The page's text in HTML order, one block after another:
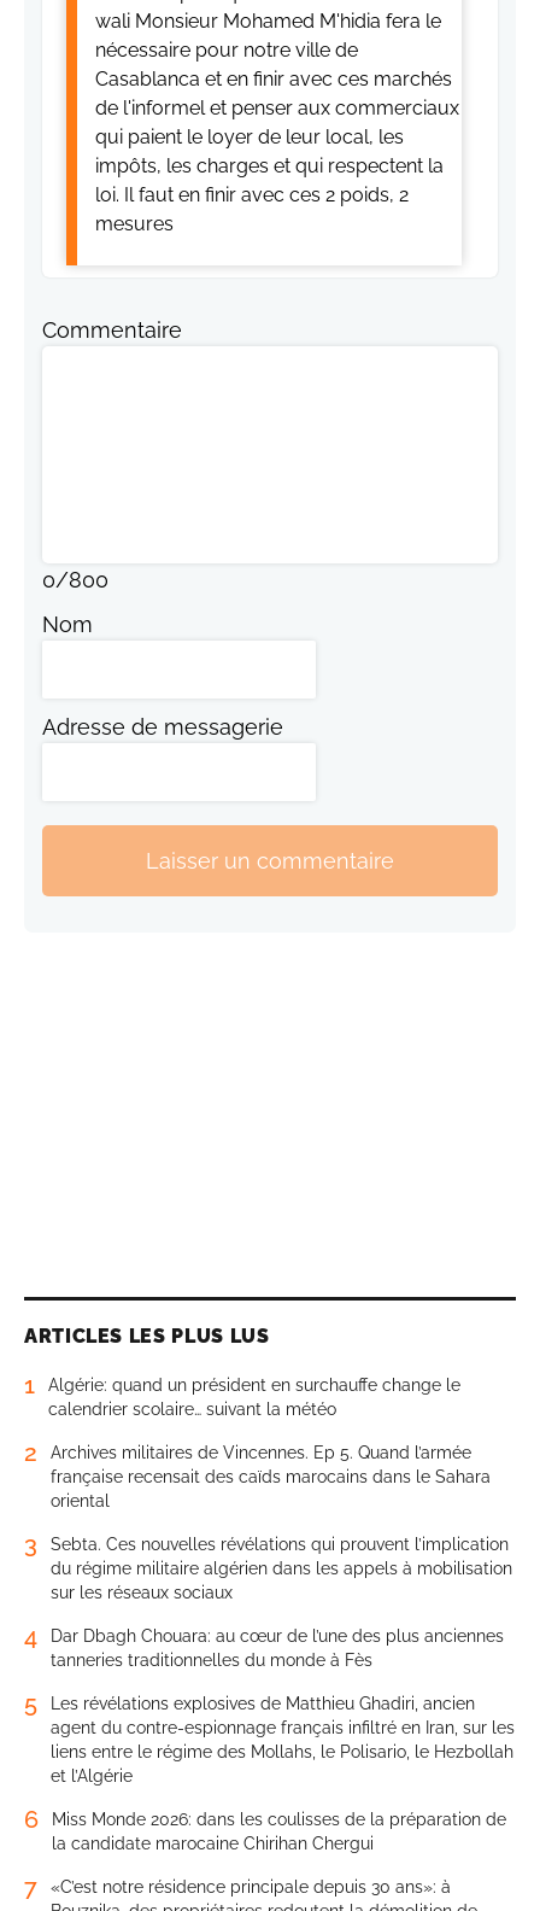
wali Monsieur Mohamed M'hidia fera le
nécessaire pour notre ville de
Casablanca et en finir avec ces marchés
de l'informel et penser aux commerciaux
qui paient le loyer de leur local, les
impôts, les charges et qui respectent la
loi. Il faut en finir avec ces 2 poids, 2
mesures
Commentaire
0/800
Nom
Adresse de messagerie
Laisser un commentaire
ARTICLES LES PLUS LUS
1
Algérie: quand un président en surchauffe change le
calendrier scolaire… suivant la météo
2
Archives militaires de Vincennes. Ep 5. Quand l’armée
française recensait des caïds marocains dans le Sahara
oriental
3
Sebta. Ces nouvelles révélations qui prouvent l’implication
du régime militaire algérien dans les appels à mobilisation
sur les réseaux sociaux
4
Dar Dbagh Chouara: au cœur de l’une des plus anciennes
tanneries traditionnelles du monde à Fès
5
Les révélations explosives de Matthieu Ghadiri, ancien
agent du contre-espionnage français infiltré en Iran, sur les
liens entre le régime des Mollahs, le Polisario, le Hezbollah
et l’Algérie
6
Miss Monde 2026: dans les coulisses de la préparation de
la candidate marocaine Chirihan Chergui
7
«C’est notre résidence principale depuis 30 ans»: à